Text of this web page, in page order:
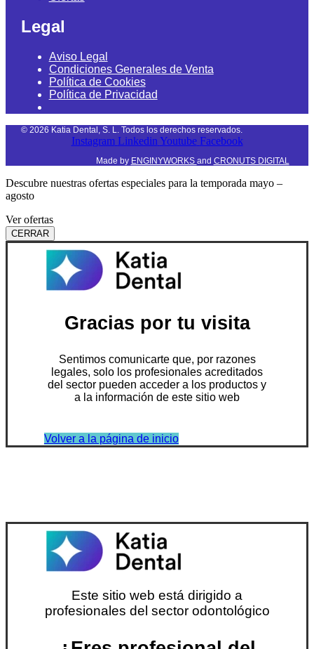
Legal
Aviso Legal
Condiciones Generales de Venta
Política de Cookies
Política de Privacidad
© 2026 Katia Dental, S. L. Todos los derechos reservados.
Instagram Linkedin Youtube Facebook
Made by ENGINYWORKS and CRONUTS DIGITAL
Descubre nuestras ofertas especiales para la temporada mayo –
agosto
Ver ofertas
CERRAR
Gracias por tu visita
Sentimos comunicarte que, por razones
legales, solo los profesionales acreditados
del sector pueden acceder a los productos y
a la información de este sitio web
Volver a la página de inicio
Este sitio web está dirigido a
profesionales del sector odontológico